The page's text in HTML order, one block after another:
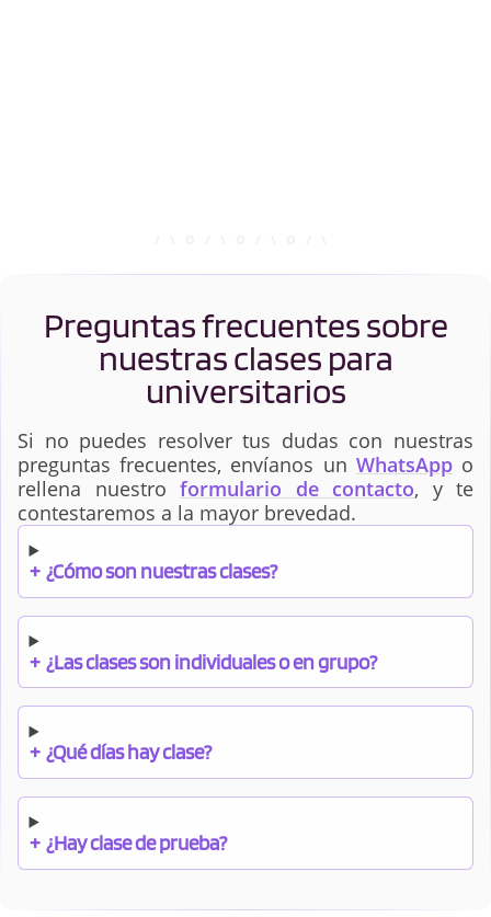
Preguntas frecuentes sobre
nuestras clases para
universitarios
Si no puedes resolver tus dudas con nuestras
preguntas frecuentes, envíanos un WhatsAppo
rellena nuestro formulario de contacto, y te
contestaremos a la mayor brevedad.
+ ¿Cómo son nuestras clases?
+ ¿Las clases son individuales o en grupo?
+ ¿Qué días hay clase?
+ ¿Hay clase de prueba?